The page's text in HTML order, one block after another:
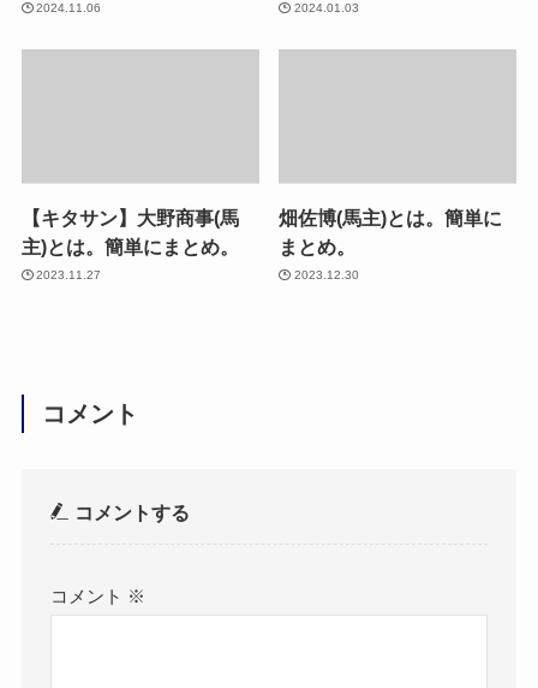
2024.11.06 2024.01.03
【キタサン】大野商事(馬
主)とは。簡単にまとめ。
2023.11.27
畑佐博(馬主)とは。簡単に
まとめ。
2023.12.30
コメント
コメントする
コメント ※